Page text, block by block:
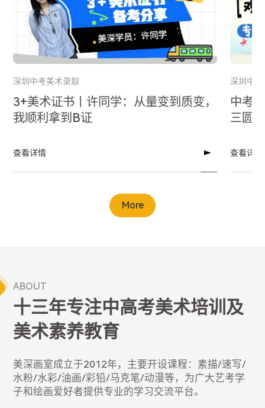
深圳中考美术录取
3+美术证书丨许同学：从量变到质变，
我顺利拿到B证
查看详情
深圳中
中考
三圆
查看详情
More
ABOUT
十三年专注中高考美术培训及
美术素养教育
美深画室成立于2012年，主要开设课程：素描/速写/
水粉/水彩/油画/彩铅/马克笔/动漫等，为广大艺考学
子和绘画爱好者提供专业的学习交流平台。